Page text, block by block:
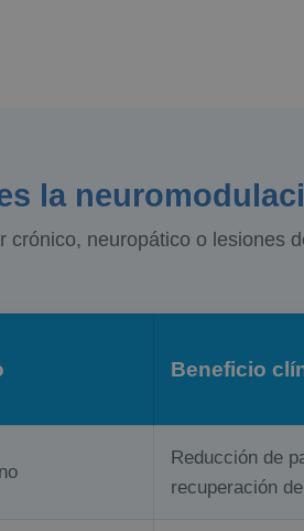
la
neuropático o lesiones
Beneficio
Reducción de
recuperación